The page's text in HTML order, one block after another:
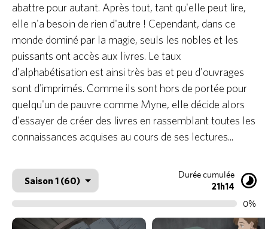
abattre pour autant. Après tout, tant qu'elle peut lire,
elle n'a besoin de rien d'autre ! Cependant, dans ce
monde dominé par la magie, seuls les nobles et les
puissants ont accès aux livres. Le taux
d'alphabétisation est ainsi très bas et peu d'ouvrages
sont d'imprimés. Comme ils sont hors de portée pour
quelqu'un de pauvre comme Myne, elle décide alors
d'essayer de créer des livres en rassemblant toutes les
connaissances acquises au cours de ses lectures...
Durée cumulée
21h14
0%